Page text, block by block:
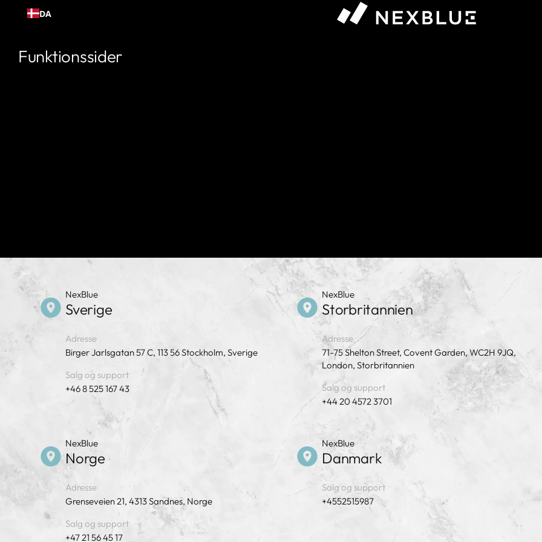
Gå tilDA
Funktionssider
NexBlue
Sverige
Adresse
Birger Jarlsgatan 57 C, 113 56 Stockholm, Sverige
Salg og support
+46 8 525 167 43
NexBlue
Storbritannien
Adresse
71-75 Shelton Street, Covent Garden, WC2H 9JQ,
London, Storbritannien
Salg og support
+44 20 4572 3701
NexBlue
Norge
Adresse
Grenseveien 21, 4313 Sandnes, Norge
Salg og support
+47 21 56 45 17
NexBlue
Danmark
Salg og support
+4552515987